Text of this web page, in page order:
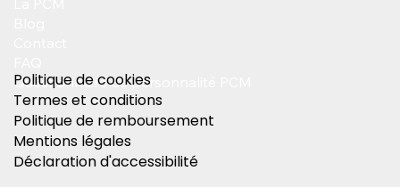
Questionnaire de personnalité PCM
Politique de cookies
Termes et conditions
Politique de remboursement
Mentions légales
Déclaration d'accessibilité